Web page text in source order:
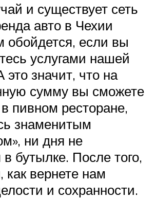
и существует сеть
авто в Чехии
обойдется, если вы
услугами нашей
это значит, что на
сумму вы сможете
пивном ресторане,
знаменитым
ни дня не
бутылке. После того,
как вернете нам
и сохранности.